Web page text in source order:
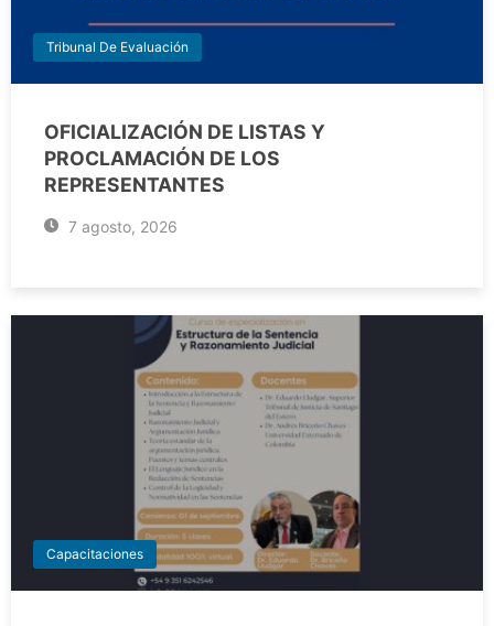
Tribunal De Evaluación
OFICIALIZACIÓN DE LISTAS Y
PROCLAMACIÓN DE LOS
REPRESENTANTES
7 agosto, 2026
Capacitaciones